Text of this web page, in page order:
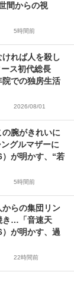
間からの視
5時間前
ければ人を殺し
ス初代総長
院での独房生活
2026/08/01
の腕がきれいに
グルマザーに
が明かす、“若
5時間前
からの集団リン
き…「音速天
が明かす、過
22時間前